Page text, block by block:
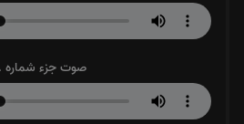
صوت جزء شماره 8